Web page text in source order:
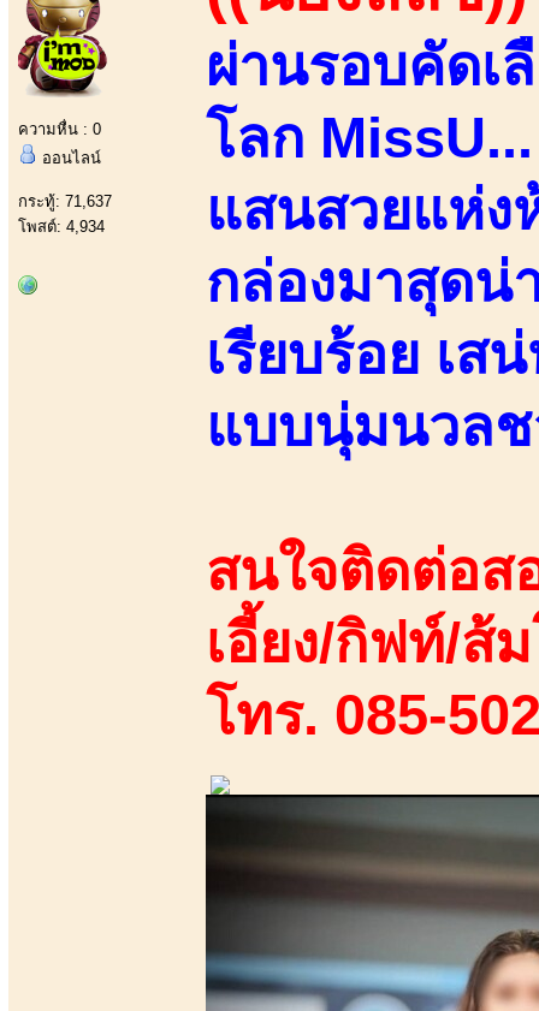
ความหื่น : 0
ออนไลน์
กระทู้: 71,637
โพสต์: 4,934
ผ่านรอบคัดเ
โลก
แสนสวยแห่ง
กล่องมาสุดน่
เรียบร้อย เส
แบบนุ่มนวล
สนใจติดต่อส
เอี้ยง/กิฟท์/ส้
โทร. 085-